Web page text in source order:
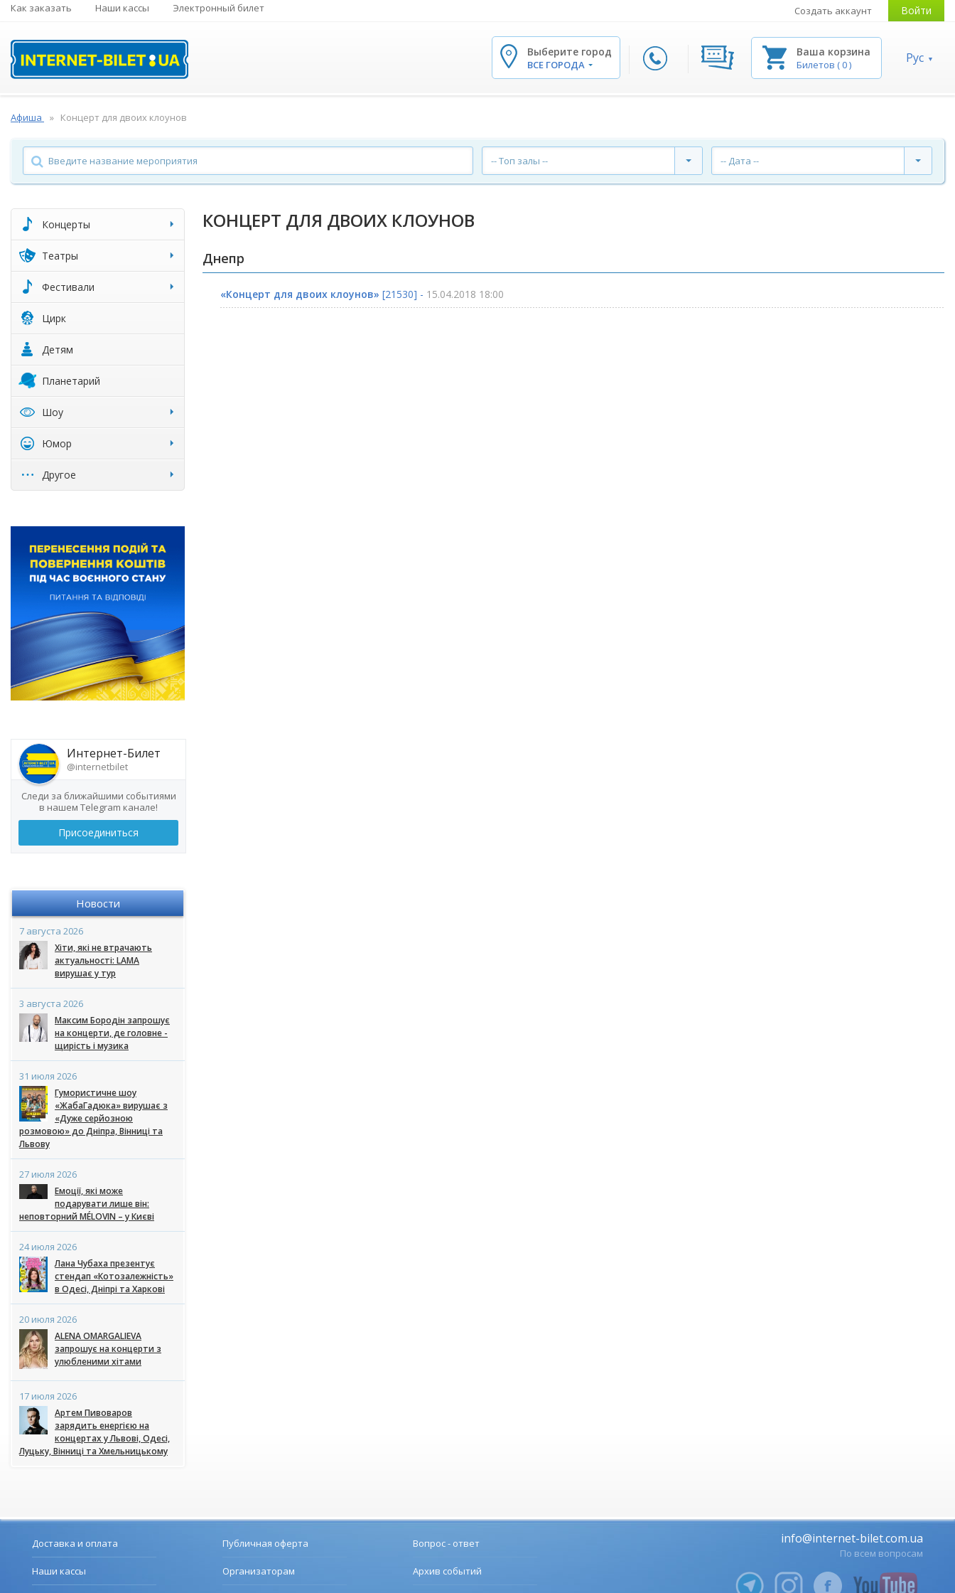
Как заказать Наши кассы Электронный билет Создать аккаунт Войти
Выберите город
ВСЕ ГОРОДА
Ваша корзина
Билетов (0) Рус
Афиша Концерт для двоих клоунов
-- Топ залы -- -- Дата --
Концерты
Театры
Фестивали
Цирк
Детям
Планетарий
Шоу
Юмор
Другое
Интернет-Билет
@internetbilet
Следи за ближайшими событиями
в нашем Telegram канале!
Присоединиться
Новости
7 августа 2026
Хіти, які не втрачають
актуальності: LAMA
вирушає у тур
3 августа 2026
Максим Бородін запрошує
на концерти, де головне -
щирість і музика
31 июля 2026
Гумористичне шоу
«ЖабаГадюка» вирушає з
«Дуже серйозною
розмовою» до Дніпра, Вінниці та
Львову
27 июля 2026
Емоції, які може
подарувати лише він:
неповторний MÉLOVIN – у Києві
24 июля 2026
Лана Чубаха презентує
стендап «Котозалежність»
в Одесі, Дніпрі та Харкові
20 июля 2026
ALENA OMARGALIEVA
запрошує на концерти з
улюбленими хітами
17 июля 2026
Артем Пивоваров
зарядить енергією на
концертах у Львові, Одесі,
Луцьку, Вінниці та Хмельницькому
КОНЦЕРТ ДЛЯ ДВОИХ КЛОУНОВ
Днепр
«Концерт для двоих клоунов» [21530] - 15.04.2018 18:00
Доставка и оплата
Наши кассы
Публичная оферта
Организаторам
Вопрос - ответ
Архив событий
info@internet-bilet.com.ua
По всем вопросам